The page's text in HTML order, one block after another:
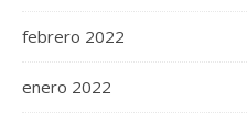
febrero 2022
enero 2022